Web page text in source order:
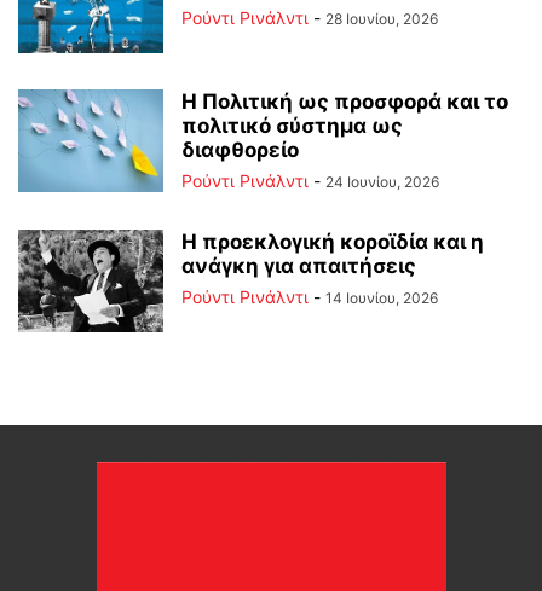
Ρούντι Ρινάλντι - 28 Ιουνίου, 2026
Η Πολιτική ως προσφορά και το
πολιτικό σύστημα ως
διαφθορείο
Ρούντι Ρινάλντι - 24 Ιουνίου, 2026
Η προεκλογική κοροϊδία και η
ανάγκη για απαιτήσεις
Ρούντι Ρινάλντι - 14 Ιουνίου, 2026